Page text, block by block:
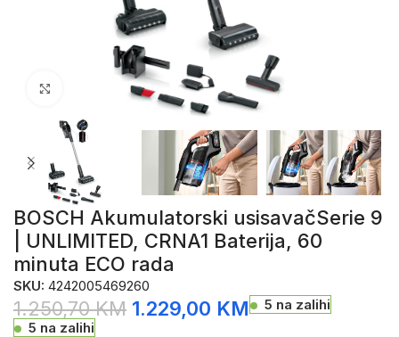
Click to enlarge
BOSCH Akumulatorski usisavačSerie 9
| UNLIMITED, CRNA1 Baterija, 60
minuta ECO rada
SKU:4242005469260
1.250,70KM 1.229,00 KM
5 na zalihi
5 na zalihi